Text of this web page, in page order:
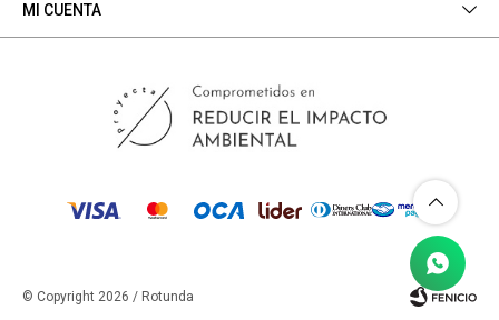
MI CUENTA
© Copyright 2026 / Rotunda